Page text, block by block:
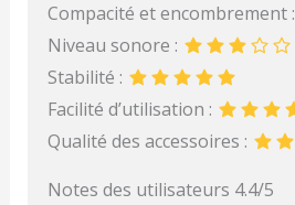
Compacité et encombrement :
Niveau sonore :
Stabilité :
Facilité d’utilisation :
Qualité des accessoires :
Notes des utilisateurs 4.4/5